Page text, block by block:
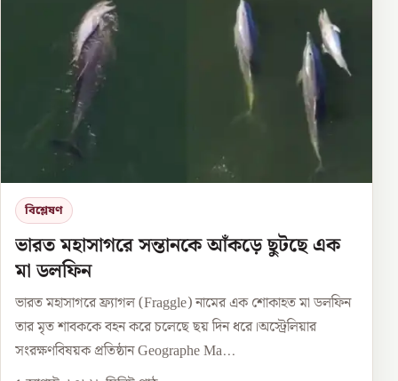
বিশ্লেষণ
ভারত মহাসাগরে সন্তানকে আঁকড়ে ছুটছে এক
মা ডলফিন
ভারত মহাসাগরে ফ্র্যাগল (Fraggle) নামের এক শোকাহত মা ডলফিন
তার মৃত শাবককে বহন করে চলেছে ছয় দিন ধরে।অস্ট্রেলিয়ার
সংরক্ষণবিষয়ক প্রতিষ্ঠান Geographe Ma...